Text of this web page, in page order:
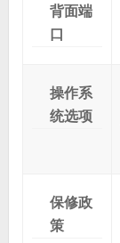
背面端
口
操作系
统选项
保修政
策